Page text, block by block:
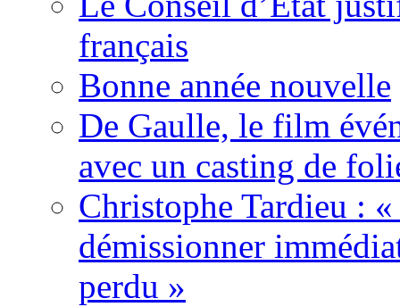
français
Bonne année nouvelle
De Gaulle, le film
avec un casting de
Christophe Tardieu : «
démissionner
perdu »